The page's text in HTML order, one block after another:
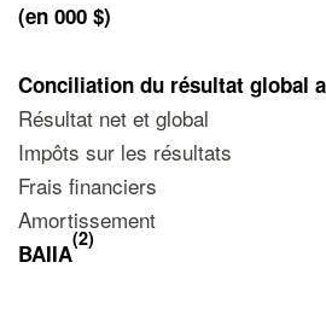
(en 000 $)
Conciliation du résultat global
Résultat net et global
Impôts sur les résultats
Frais financiers
Amortissement
BAIIA
(2)